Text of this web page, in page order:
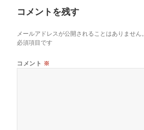
コメントを残す
メールアドレスが公開されることはありません。
必須項目です
コメント ※